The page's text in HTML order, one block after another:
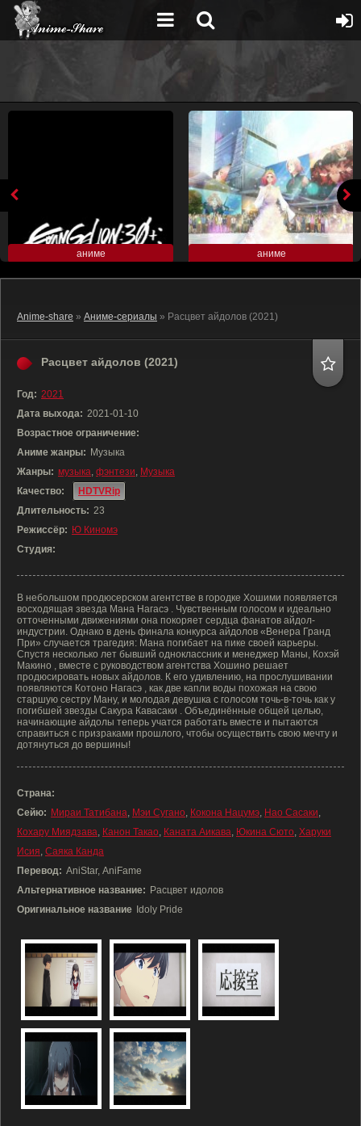
аниме аниме
Anime-share » Аниме-сериалы » Расцвет айдолов (2021)
Расцвет айдолов (2021)
Год: 2021
Дата выхода: 2021-01-10
Возрастное ограничение:
Аниме жанры: Музыка
Жанры: музыка, фэнтези, Музыка
Качество:
HDTVRip
Длительность: 23
Режиссёр: Ю Киномэ
Студия:
В небольшом продюсерском агентстве в городке Хошими появляется
восходящая звезда Мана Нагасэ . Чувственным голосом и идеально
отточенными движениями она покоряет сердца фанатов айдол-
индустрии. Однако в день финала конкурса айдолов «Венера Гранд
При» случается трагедия: Мана погибает на пике своей карьеры.
Спустя несколько лет бывший одноклассник и менеджер Маны, Кохэй
Макино , вместе с руководством агентства Хошино решает
продюсировать новых айдолов. К его удивлению, на прослушивании
появляются Котоно Нагасэ , как две капли воды похожая на свою
старшую сестру Ману, и молодая девушка с голосом точь-в-точь как у
погибшей звезды Сакура Кавасаки . Объединённые общей целью,
начинающие айдолы теперь учатся работать вместе и пытаются
справиться с призраками прошлого, чтобы осуществить свою мечту и
дотянуться до вершины!
Страна:
Сейю: Мираи Татибана, Мэи Сугано, Кокона Нацумэ, Нао Сасаки,
Кохару Миядзава, Канон Такао, Каната Аикава, Юкина Сюто, Харуки
Исия, Саяка Канда
Перевод: AniStar, AniFame
Альтернативное название: Расцвет идолов
Оригинальное название Idoly Pride